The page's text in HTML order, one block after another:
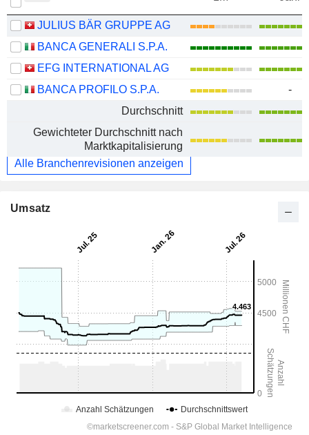
JULIUS BÄR GRUPPE AG
BANCA GENERALI S.P.A.
EFG INTERNATIONAL AG
BANCA PROFILO S.P.A.
-
Durchschnitt
Gewichteter Durchschnitt nach
Marktkapitalisierung
Alle Branchenrevisionen anzeigen
Umsatz